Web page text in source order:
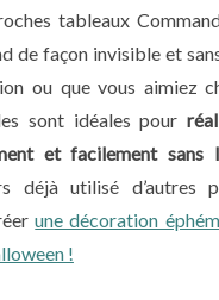
tableaux
de façon invisible et
ou que vous aimiez
sont idéales pour
et facilement sans
déjà utilisé
une décoration
!